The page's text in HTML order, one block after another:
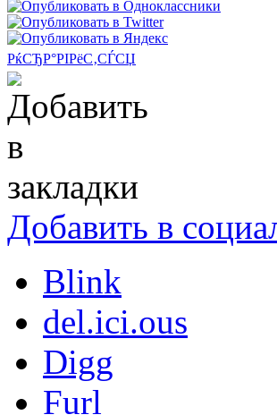
РќСЂР°РІРёС‚СЃСЏ
Добавить в
Blink
del.ici.ous
Digg
Furl